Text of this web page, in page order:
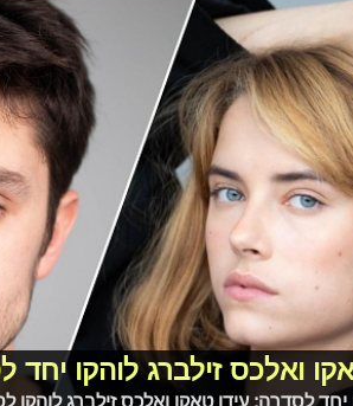
ואלכס זילברג לוהקו יחד